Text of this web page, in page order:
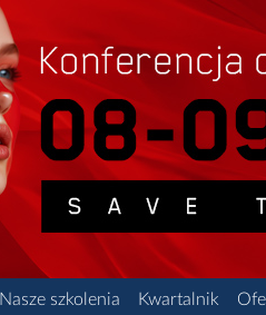
Nasze szkolenia Kwartalnik